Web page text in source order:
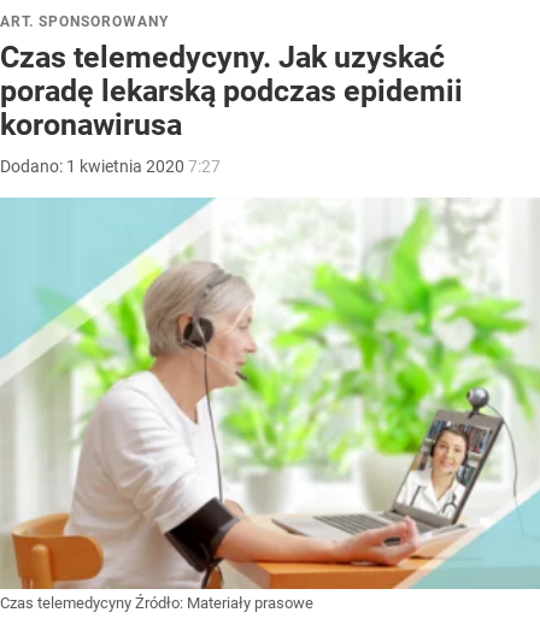
ART. SPONSOROWANY
Czas telemedycyny. Jak uzyskać
poradę lekarską podczas epidemii
koronawirusa
Dodano: 1 kwietnia 2020 7:27
Czas telemedycyny Źródło: Materiały prasowe